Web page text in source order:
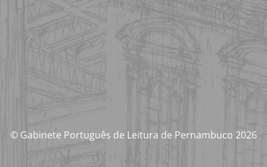
© Gabinete Português de Leitura de Pernambuco 2026